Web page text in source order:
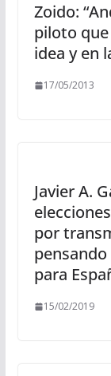
Zoido:
piloto
idea y en
17/05/2013
Javier A.
por
para
15/02/2019